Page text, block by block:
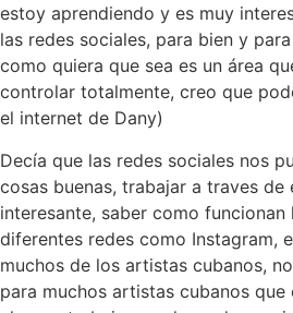
estoy aprendiendo y es muy
las redes sociales, para bien y
como quiera que sea es un área
controlar totalmente, creo que
el internet de Dany)
Decía que las redes sociales nos
cosas buenas, trabajar a traves de
interesante, saber como
diferentes redes como Instagram,
muchos de los artistas cubanos,
para muchos artistas cubanos que